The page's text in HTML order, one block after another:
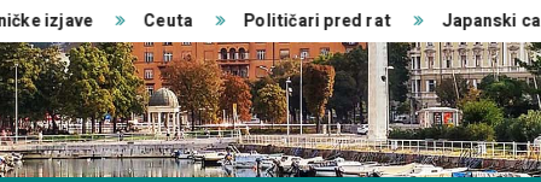
izjave Ceuta Političari pred rat Japanski car